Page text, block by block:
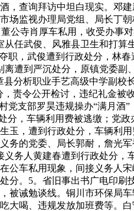
，查询拜访中坦白现实。邓
场监视办理局党组、局长丁
公寺肖厚车私用，收受办事
任武俊、风雅县卫生和打算
，武俊遭到行政处分，林春
遭到严沉处分，原镇党委副
分析职业手艺高级中学副校
责令公开检讨，违纪礼金被
党支部罗昊违规操办“满月酒
，车辆利用费被逃缴；党政
玉，遭到行政处分，车辆利
务的党委、局长郭耐，詹光
务人黄建春遭到行政处分，
公车私用现象，间接义务人
分。5。省旧事出书广电印刷
被诫勉谈线。铜川市环保局
大喝、违规发放加班费等。